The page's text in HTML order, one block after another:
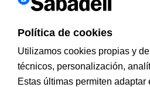
Política de cookies
Utilizamos cookies propias y
técnicos, personalización,
Estas últimas permiten adaptar